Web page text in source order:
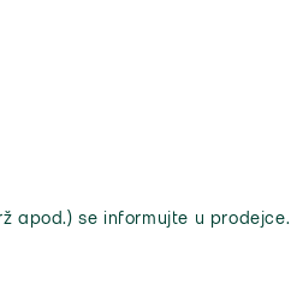
apod.) se informujte u prodejce.